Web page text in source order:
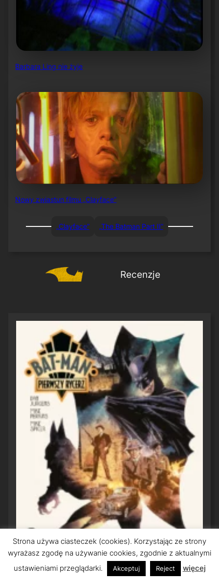
Barbara Ling nie żyje
Nowy zwiastun filmu „Clayface”
„Clayface” „The Batman Part II”
Recenzje
Bat-Man: Pierwszy Rycerz
Strona używa ciasteczek (cookies). Korzystając ze strony
wyrażasz zgodę na używanie cookies, zgodnie z aktualnymi
ustawieniami przeglądarki.
Akceptuj Reject więcej